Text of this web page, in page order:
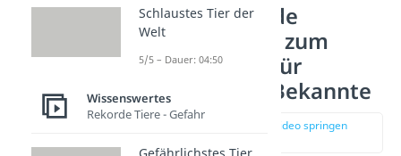
Wertschätzende
Glückwünsche zum
Hochzeitstag für
Kollegen und Bekannte
zur Stelle im Video springen
Schlaustes Tier der
Welt
5/5 – Dauer: 04:50
Wissenswertes
Rekorde Tiere - Gefahr
Gefährlichstes Tier